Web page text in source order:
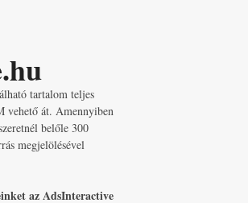
tartalom teljes
vehető át. Amennyiben
belőle 300
megjelölésével
az AdsInteractive